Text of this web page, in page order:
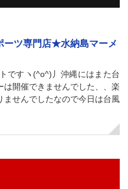
ーツ専門店★水納島マーメ
ですヽ(^o^)丿沖縄にはまた台
は開催できませんでした、、楽
ませんでしたなので今日は台風